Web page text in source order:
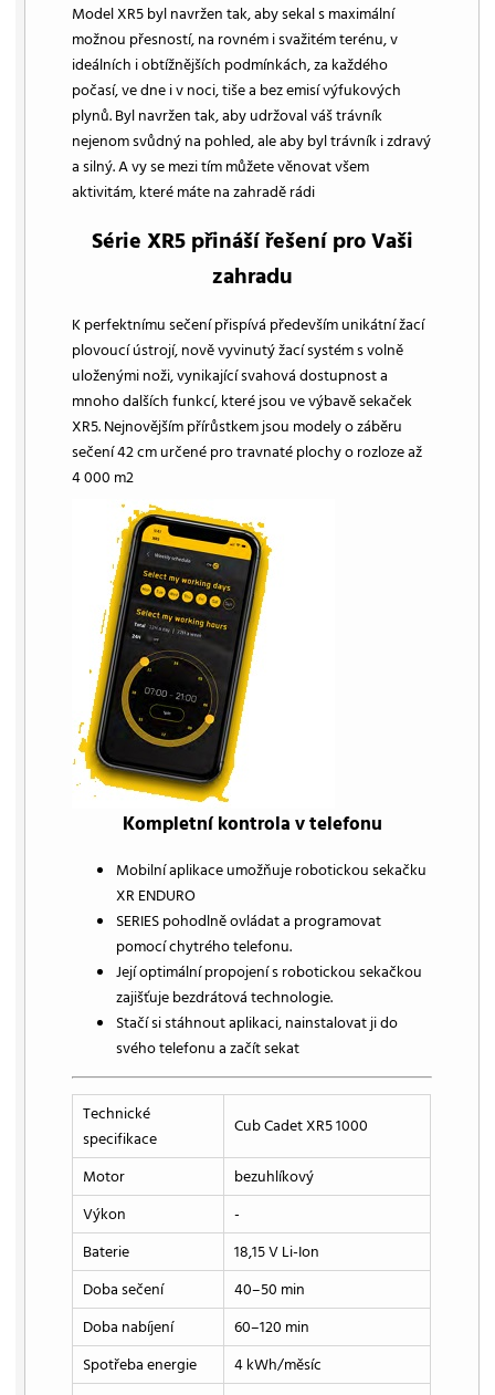
Model XR5 byl navržen tak, aby sekal s maximální
možnou přesností, na rovném i svažitém terénu, v
ideálních i obtížnějších podmínkách, za každého
počasí, ve dne i v noci, tiše a bez emisí výfukových
plynů. Byl navržen tak, aby udržoval váš trávník
nejenom svůdný na pohled, ale aby byl trávník i zdravý
a silný. A vy se mezi tím můžete věnovat všem
aktivitám, které máte na zahradě rádi
Série XR5 přináší řešení pro Vaši
zahradu
K perfektnímu sečení přispívá především unikátní žací
plovoucí ústrojí, nově vyvinutý žací systém s volně
uloženými noži, vynikající svahová dostupnost a
mnoho dalších funkcí, které jsou ve výbavě sekaček
XR5. Nejnovějším přírůstkem jsou modely o záběru
sečení 42 cm určené pro travnaté plochy o rozloze až
4 000 m2
Kompletní kontrola v telefonu
Mobilní aplikace umožňuje robotickou sekačku
XR ENDURO
SERIES pohodlně ovládat a programovat
pomocí chytrého telefonu.
Její optimální propojení s robotickou sekačkou
zajišťuje bezdrátová technologie.
Stačí si stáhnout aplikaci, nainstalovat ji do
svého telefonu a začít sekat
Technické
specifikace
Cub Cadet XR5 1000
Motor
bezuhlíkový
Výkon
-
Baterie
18,15 V Li-Ion
Doba sečení
40–50 min
Doba nabíjení
60–120 min
Spotřeba energie
4 kWh/měsíc